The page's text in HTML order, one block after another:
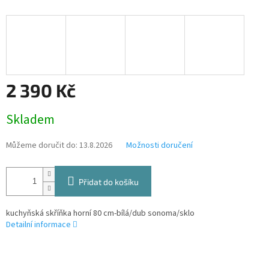
2 390 Kč
cena:
Skladem
Můžeme doručit do: 13.8.2026 Možnosti doručení
Přidat do košíku
kuchyňská skříňka horní 80 cm-bílá/dub sonoma/sklo
Detailní informace